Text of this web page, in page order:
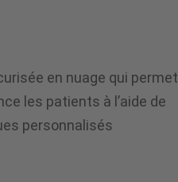
en nuage qui permet
les patients à l’aide de
personnalisés